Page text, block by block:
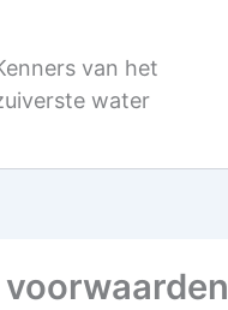
van het
water
voorwaarden